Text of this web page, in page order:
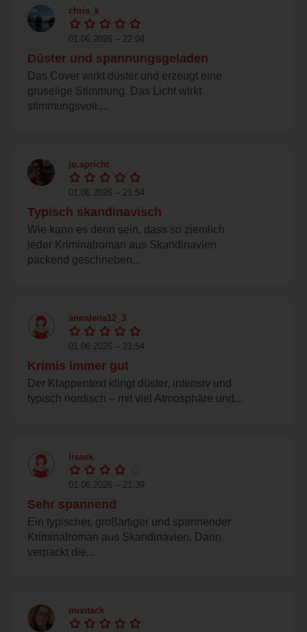
chris_k
01.06.2026 – 22:04
Düster und spannungsgeladen
Das Cover wirkt düster und erzeugt eine
gruselige Stimmung. Das Licht wirkt
stimmungsvoll....
jo.spricht
01.06.2026 – 21:54
Typisch skandinavisch
Wie kann es denn sein, dass so ziemlich
jeder Kriminalroman aus Skandinavien
packend geschrieben...
annalena12_3
01.06.2026 – 21:54
Krimis immer gut
Der Klappentext klingt düster, intensiv und
typisch nordisch – mit viel Atmosphäre und...
lisask
01.06.2026 – 21:39
Sehr spannend
Ein typischer, großartiger und spannender
Kriminalroman aus Skandinavien. Darin
verpackt die...
mixitack